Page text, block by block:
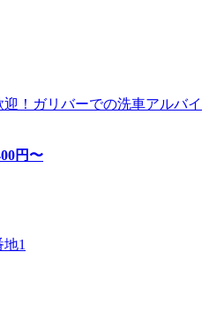
迎！ガリバーでの洗車アルバイ
円〜
1